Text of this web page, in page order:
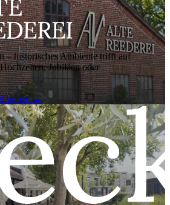
– historisches Ambiente trifft auf
Jubiläen oder
→